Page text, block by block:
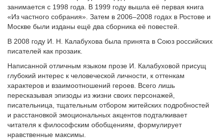
занимается с 1998 года. В 1999 году вышла её первая книга
«Из частного собрания». Затем в 2006–2008 годах в Ростове и
Москве были изданы ещё два сборника её повестей.
В 2008 году И. Н. Калабухова была принята в Союз российских
писателей как прозаик.
Написанной отличным языком прозе И. Калабуховой присущ
глубокий интерес к человеческой личности, к оттенкам
характеров и взаимоотношений героев. Всего лишь
пересказывая эпизоды из жизни своих персонажей,
писательница, тщательным отбором житейских подробностей
и расстановкой эмоциональных акцентов подталкивает
читателя к философским обобщениям, формулирует
нравственные максимы.